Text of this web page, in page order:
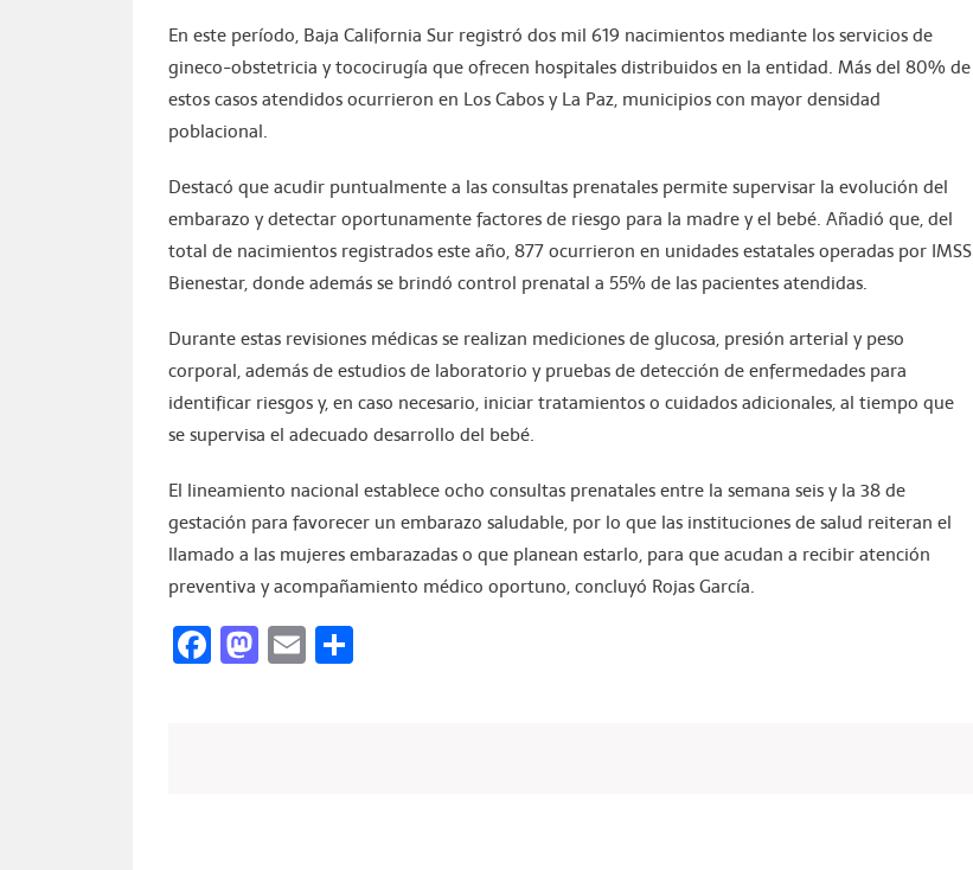
En este período, Baja California Sur registró dos mil 619 nacimientos mediante los servicios de
gineco-obstetricia y tococirugía que ofrecen hospitales distribuidos en la entidad. Más del 80% de
estos casos atendidos ocurrieron en Los Cabos y La Paz, municipios con mayor densidad
poblacional.
Destacó que acudir puntualmente a las consultas prenatales permite supervisar la evolución del
embarazo y detectar oportunamente factores de riesgo para la madre y el bebé. Añadió que, del
total de nacimientos registrados este año, 877 ocurrieron en unidades estatales operadas por IMSS
Bienestar, donde además se brindó control prenatal a 55% de las pacientes atendidas.
Durante estas revisiones médicas se realizan mediciones de glucosa, presión arterial y peso
corporal, además de estudios de laboratorio y pruebas de detección de enfermedades para
identificar riesgos y, en caso necesario, iniciar tratamientos o cuidados adicionales, al tiempo que
se supervisa el adecuado desarrollo del bebé.
El lineamiento nacional establece ocho consultas prenatales entre la semana seis y la 38 de
gestación para favorecer un embarazo saludable, por lo que las instituciones de salud reiteran el
llamado a las mujeres embarazadas o que planean estarlo, para que acudan a recibir atención
preventiva y acompañamiento médico oportuno, concluyó Rojas García.
Facebook
Mastodon
Email